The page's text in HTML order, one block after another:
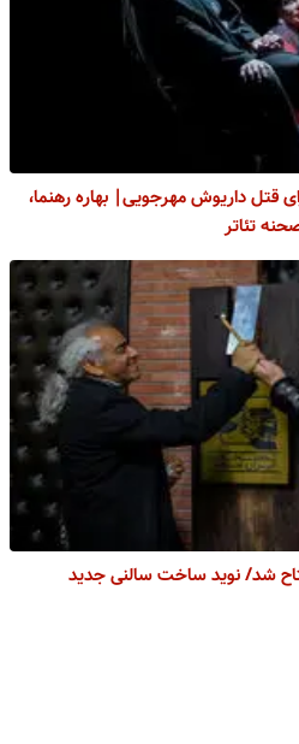
قتل داریوش مهرجویی| بهاره رهنما،
تئاتر
شد/ نوید ساخت سالنی جدید